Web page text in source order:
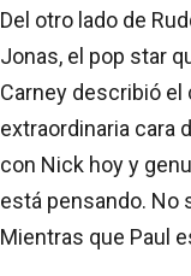
Del otro lado de
Jonas, el pop star
Carney describió
extraordinaria cara
con Nick hoy y
está pensando. No
Mientras que Paul